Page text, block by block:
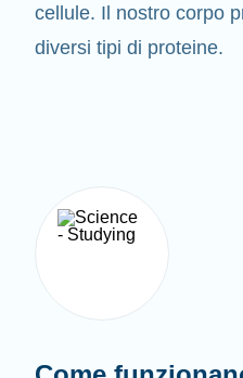
cellule. Il nostro corpo
diversi tipi di proteine.